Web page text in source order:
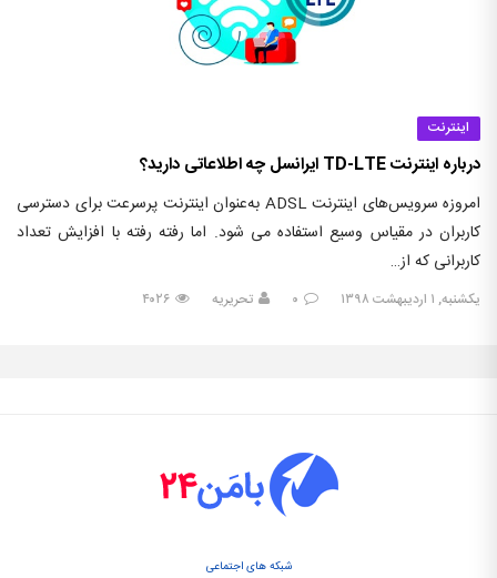
اینترنت
درباره اینترنت TD-LTE ایرانسل چه اطلاعاتی دارید؟
امروزه سرویس‌های اینترنت ADSL به‌عنوان اینترنت پرسرعت برای دسترسی
کاربران در مقیاس وسیع استفاده می شود. اما رفته رفته با افزایش تعداد
کاربرانی که از…
یکشنبه, ۱ اردیبهشت ۱۳۹۸ ۰ تحریریه ۴۰۲۶
شبکه های اجتماعی